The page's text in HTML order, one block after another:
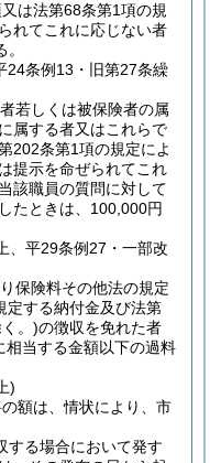
は法第68条第1項の規
れてこれに応じない者
24条例13・旧第27条繰
若しくは被保険者の属
属する者又はこれらで
202条第1項の規定によ
提示を命ぜられてこれ
該職員の質問に対して
たときは、100,000円
、平29条例27・一部改
保険料その他法の規定
定する納付金及び法第
。)の徴収を免れた者
相当する金額以下の過料
)
の額は、情状により、市
する場合において発す